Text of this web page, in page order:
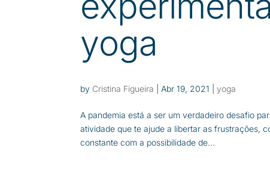
yoga
by Cristina Figueira Abr 19, 2021 |yoga
A pandemia está a ser um verdadeiro desafio
atividade que te ajude a libertar as frustrações,
constante com a possibilidade de...